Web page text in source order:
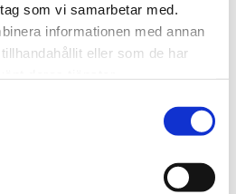
Toggle submenu
& årsredovisningar
som vi samarbetar med.
informationen med annan
eller som de har